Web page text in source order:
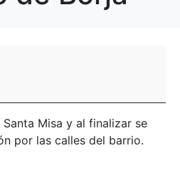
Misa y al finalizar se
por las calles del barrio.